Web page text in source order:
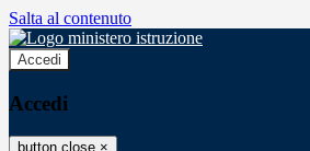
Salta al contenuto
Accedi
Accedi
button close ×